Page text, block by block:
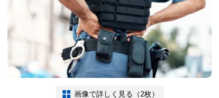
画像で詳しく見る（2枚）